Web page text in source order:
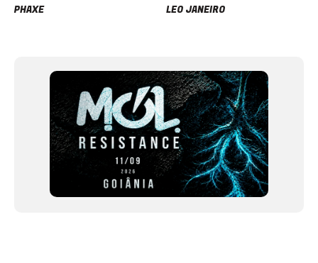
PHAXE LEO JANEIRO